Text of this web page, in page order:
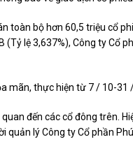
toàn bộ hơn 60,5 triệu cổ
lệ 3,637%), Công ty Cổ
mãn, thực hiện từ 7 / 10-31
đến các cổ đông trên.
quản lý Công ty Cổ phần